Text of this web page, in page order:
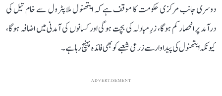
دوسری جانب مرکزی حکومت کا موقف ہے کہ ایتھنول ملا پٹرول سے خام تیل کی
درآمد پر انحصار کم ہوگا، زرِ مبادلہ کی بچت ہوگی اور کسانوں کی آمدنی میں اضافہ ہوگا،
کیونکہ ایتھنول کی پیداوار سے زرعی شعبے کو بھی فائدہ پہنچ رہا ہے۔
ADVERTISEMENT